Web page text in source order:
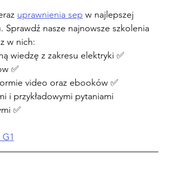
uprawnienia sep w najlepszej
Sprawdź nasze najnowsze szkolenia
w nich:
wiedzę z zakresu elektryki ✅
✅
video oraz ebooków ✅
i przykładowymi pytaniami
✅